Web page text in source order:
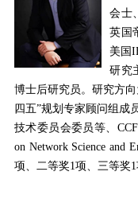
会士
英国
美国
研究
博士后研究员。研究方
四五”规划专家顾问组成
技术委员会委员等、 CCF
on Network Science and
项、二等奖1项、三等奖1